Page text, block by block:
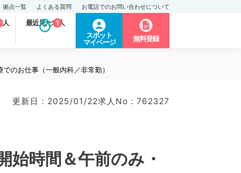
拠点一覧 よくある質問 お電話でのお問い合わせについて
人 最近見た求人
1
スポット
マイページ
無料登録
のお仕事（一般内科／非常勤）
更新日 : 2025/01/22求人No : 762327
始時間＆午前のみ・